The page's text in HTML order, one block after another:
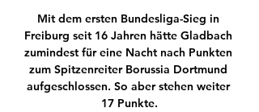
Mit dem ersten Bundesliga-Sieg in
Freiburg seit 16 Jahren hätte Gladbach
zumindest für eine Nacht nach Punkten
zum Spitzenreiter Borussia Dortmund
aufgeschlossen. So aber stehen weiter
17 Punkte.